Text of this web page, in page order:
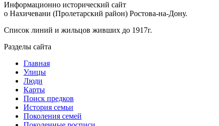
Информационно исторический сайт
о Нахичевани (Пролетарский район) Ростова-на-Дону.
Список линий и жильцов живших до 1917г.
Разделы сайта
Главная
Улицы
Люди
Карты
Поиск предков
История семьи
Поколения семей